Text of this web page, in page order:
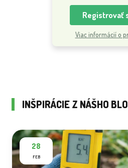
Registrovať
Viac informácií o
INŠPIRÁCIE Z NÁŠHO
28
FEB